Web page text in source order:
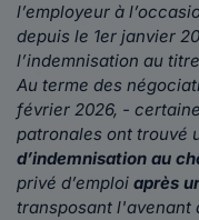
l’employeur à
depuis le 1er janvier
l’indemnisation au
Au terme des
février 2026, -
patronales ont trouvé
d’indemnisation au
privé d’emploi après
transposant l'avenant